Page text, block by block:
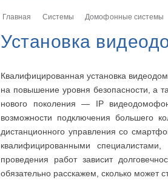
Главная Системы Домофонные системы
Установка
Квалифицированная установка
на повышение уровня безопасности, а
нового поколения — IP
возможности подключения большего
дистанционного управления со
квалифицированными
проведения работ зависит
обязательно расскажем, сколько может